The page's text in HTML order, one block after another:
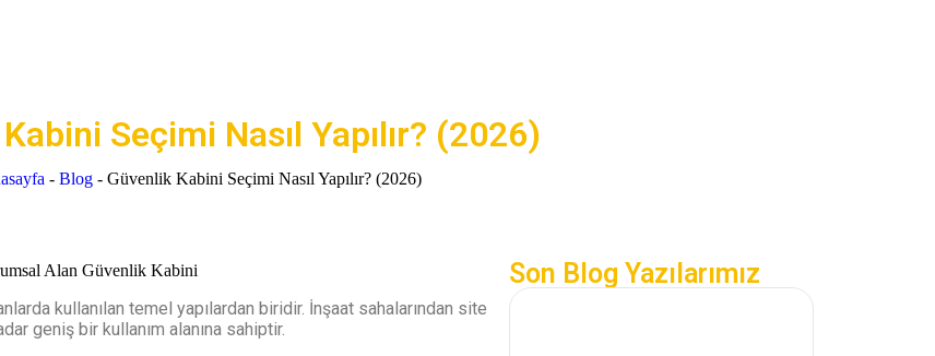
Seçimi Nasıl Yapılır? (2026)
-Blog -Güvenlik Kabini Seçimi Nasıl Yapılır? (2026)
kullanılan temel yapılardan biridir. İnşaat sahalarından site
geniş bir kullanım alanına sahiptir.
Son Blog Yazılarımız